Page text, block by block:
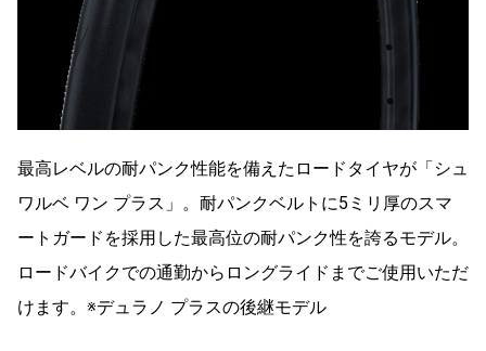
最高レベルの耐パンク性能を備えたロードタイヤが「シュ
ワルベ ワン プラス」。耐パンクベルトに5ミリ厚のスマ
ートガードを採用した最高位の耐パンク性を誇るモデル。
ロードバイクでの通勤からロングライドまでご使用いただ
けます。※デュラノ プラスの後継モデル